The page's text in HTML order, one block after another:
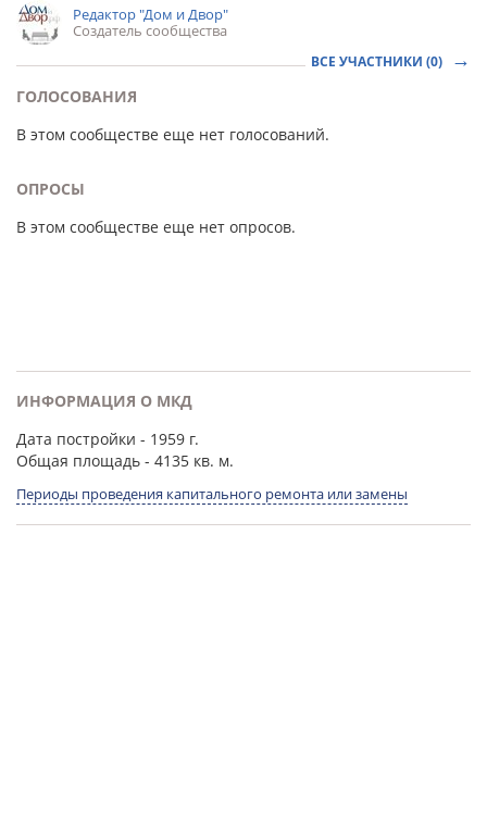
Редактор "Дом и Двор"
Создатель сообщества
ВСЕ УЧАСТНИКИ (0)
ГОЛОСОВАНИЯ
В этом сообществе еще нет голосований.
ОПРОСЫ
В этом сообществе еще нет опросов.
ИНФОРМАЦИЯ О МКД
Дата постройки - 1959 г.
Общая площадь - 4135 кв. м.
Периоды проведения капитального ремонта или замены